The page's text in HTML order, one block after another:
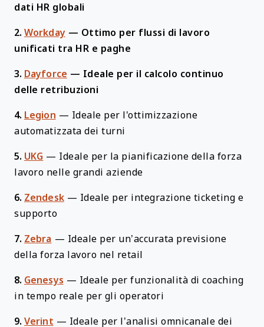
dati HR globali
2. Workday — Ottimo per flussi di lavoro
unificati tra HR e paghe
3. Dayforce — Ideale per il calcolo continuo
delle retribuzioni
4. Legion — Ideale per l'ottimizzazione
automatizzata dei turni
5. UKG — Ideale per la pianificazione della forza
lavoro nelle grandi aziende
6. Zendesk — Ideale per integrazione ticketing e
supporto
7. Zebra — Ideale per un’accurata previsione
della forza lavoro nel retail
8. Genesys — Ideale per funzionalità di coaching
in tempo reale per gli operatori
9. Verint — Ideale per l’analisi omnicanale dei